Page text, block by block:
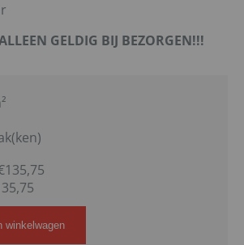
GELDIG BIJ BEZORGEN!!!
winkelwagen